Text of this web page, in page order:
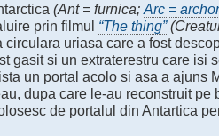
(Ant = furnica; Arc =
prin filmul “The thing”
uriasa care a fost
gasit si un extraterestru care isi
un portal acolo si asa a ajuns
dupa care le-au reconstruit pe
de portalul din Antartica